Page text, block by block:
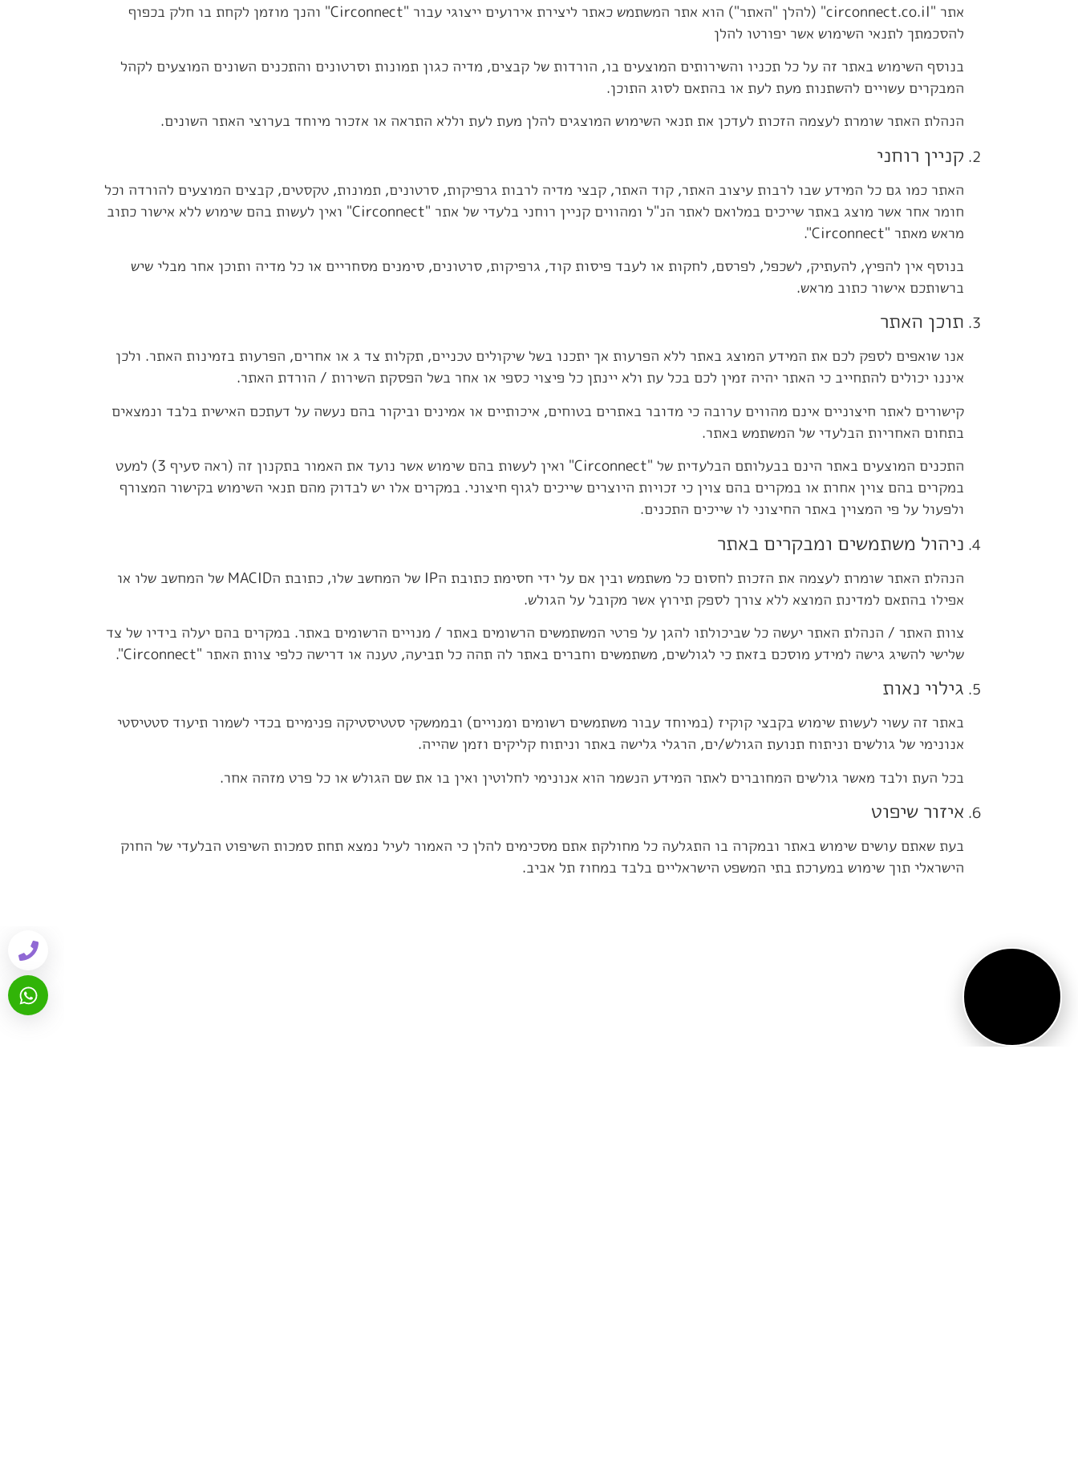
אתר "circonnect.co.il" (להלן "האתר") הוא אתר המשתמש כאתר ליצירת אירועים ייצוגי עבור "Circonnect" והנך מוזמן לקחת בו חלק בכפוף
להסכמתך לתנאי השימוש אשר יפורטו להלן
בנוסף השימוש באתר זה על כל תכניו והשירותים המוצעים בו, הורדות של קבצים, מדיה כגון תמונות וסרטונים והתכנים השונים המוצעים לקהל
המבקרים עשויים להשתנות מעת לעת או בהתאם לסוג התוכן.
הנהלת האתר שומרת לעצמה הזכות לעדכן את תנאי השימוש המוצגים להלן מעת לעת וללא התראה או אזכור מיוחד בערוצי האתר השונים.
קניין רוחני
האתר כמו גם כל המידע שבו לרבות עיצוב האתר, קוד האתר, קבצי מדיה לרבות גרפיקות, סרטונים, תמונות, טקסטים, קבצים המוצעים להורדה וכל
חומר אחר אשר מוצג באתר שייכים במלואם לאתר הנ"ל ומהווים קניין רוחני בלעדי של אתר "Circonnect" ואין לעשות בהם שימוש ללא אישור כתוב
מראש מאתר "Circonnect".
בנוסף אין להפיץ, להעתיק, לשכפל, לפרסם, לחקות או לעבד פיסות קוד, גרפיקות, סרטונים, סימנים מסחריים או כל מדיה ותוכן אחר מבלי שיש
ברשותכם אישור כתוב מראש.
תוכן האתר
אנו שואפים לספק לכם את המידע המוצג באתר ללא הפרעות אך יתכנו בשל שיקולים טכניים, תקלות צד ג או אחרים, הפרעות בזמינות האתר. ולכן
איננו יכולים להתחייב כי האתר יהיה זמין לכם בכל עת ולא יינתן כל פיצוי כספי או אחר בשל הפסקת השירות / הורדת האתר.
קישורים לאתר חיצוניים אינם מהווים ערובה כי מדובר באתרים בטוחים, איכותיים או אמינים וביקור בהם נעשה על דעתכם האישית בלבד ונמצאים
בתחום האחריות הבלעדי של המשתמש באתר.
התכנים המוצעים באתר הינם בבעלותם הבלעדית של "Circonnect" ואין לעשות בהם שימוש אשר נועד את האמור בתקנון זה (ראה סעיף 3) למעט
במקרים בהם צוין אחרת או במקרים בהם צוין כי זכויות היוצרים שייכים לגוף חיצוני. במקרים אלו יש לבדוק מהם תנאי השימוש בקישור המצורף
ולפעול על פי המצוין באתר החיצוני לו שייכים התכנים.
ניהול משתמשים ומבקרים באתר
הנהלת האתר שומרת לעצמה את הזכות לחסום כל משתמש ובין אם על ידי חסימת כתובת הIP של המחשב שלו, כתובת הMACID של המחשב שלו או
אפילו בהתאם למדינת המוצא ללא צורך לספק תירוץ אשר מקובל על הגולש.
צוות האתר / הנהלת האתר יעשה כל שביכולתו להגן על פרטי המשתמשים הרשומים באתר / מנויים הרשומים באתר. במקרים בהם יעלה בידיו של צד
שלישי להשיג גישה למידע מוסכם בזאת כי לגולשים, משתמשים וחברים באתר לה תהה כל תביעה, טענה או דרישה כלפי צוות האתר "Circonnect".
גילוי נאות
באתר זה עשוי לעשות שימוש בקבצי קוקיז (במיוחד עבור משתמשים רשומים ומנויים) ובממשקי סטטיסטיקה פנימיים בכדי לשמור תיעוד סטטיסטי
אנונימי של גולשים וניתוח תנועת הגולש/ים, הרגלי גלישה באתר וניתוח קליקים וזמן שהייה.
בכל העת ולבד מאשר גולשים המחוברים לאתר המידע הנשמר הוא אנונימי לחלוטין ואין בו את שם הגולש או כל פרט מזהה אחר.
איזור שיפוט
בעת שאתם עושים שימוש באתר ובמקרה בו התגלעה כל מחולקת אתם מסכימים להלן כי האמור לעיל נמצא תחת סמכות השיפוט הבלעדי של החוק
הישראלי תוך שימוש במערכת בתי המשפט הישראליים בלבד במחוז תל אביב.